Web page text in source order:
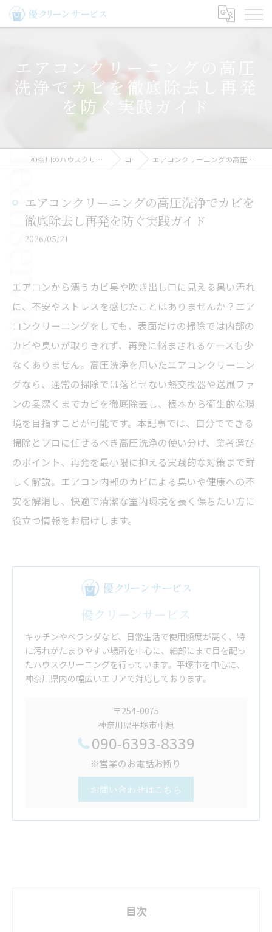
エアコンクリーニングの高圧
洗浄でカビを徹底除去し再発
を防ぐ実践ガイド
神奈川のハウスクリーニングなら優クリーンサービス コラム エアコンクリーニングの高圧洗浄でカビを徹底除去し再発を防ぐ実践ガイド
エアコンクリーニングの高圧洗浄でカビを
徹底除去し再発を防ぐ実践ガイド
2026/05/21
エアコンから漂うカビ臭や吹き出し口に見える黒い汚れ
に、不安やストレスを感じたことはありませんか？エア
コンクリーニングをしても、表面だけの掃除では内部の
カビや臭いが取りきれず、再発に悩まされるケースも少
なくありません。高圧洗浄を用いたエアコンクリーニン
グなら、通常の掃除では落とせない熱交換器や送風ファ
ンの奥深くまでカビを徹底除去し、根本から衛生的な環
境を目指すことが可能です。本記事では、自分でできる
掃除とプロに任せるべき高圧洗浄の使い分け、業者選び
のポイント、再発を最小限に抑える実践的な対策まで詳
しく解説。エアコン内部のカビによる臭いや健康への不
安を解消し、快適で清潔な室内環境を長く保ちたい方に
役立つ情報をお届けします。
優クリーンサービス
キッチンやベランダなど、日常生活で使用頻度が高く、特
に汚れがたまりやすい場所を中心に、細部にまで目を配っ
たハウスクリーニングを行っています。平塚市を中心に、
神奈川県内の幅広いエリアで対応しております。
〒254-0075
神奈川県平塚市中原
090-6393-8339
※営業のお電話お断り
お問い合わせはこちら
目次